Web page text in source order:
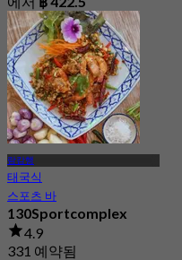
람캄행
태국식
스포츠 바
130Sportcomplex
4.9
331 예약됨